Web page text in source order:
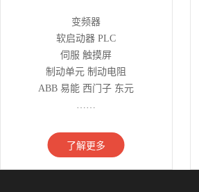
变频器
软启动器 PLC
伺服 触摸屏
制动单元 制动电阻
ABB 易能 西门子 东元
……
了解更多